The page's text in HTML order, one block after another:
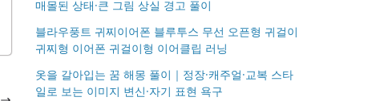
매몰된 상태·큰 그림 상실 경고 풀이
블라우풍트 귀찌이어폰 블루투스 무선 오픈형 귀걸이
귀찌형 이어폰 귀걸이형 이어클립 러닝
옷을 갈아입는 꿈 해몽 풀이｜정장·캐주얼·교복 스타
일로 보는 이미지 변신·자기 표현 욕구